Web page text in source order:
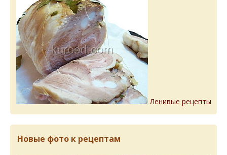
Ленивые рецепты
Новые фото к рецептам